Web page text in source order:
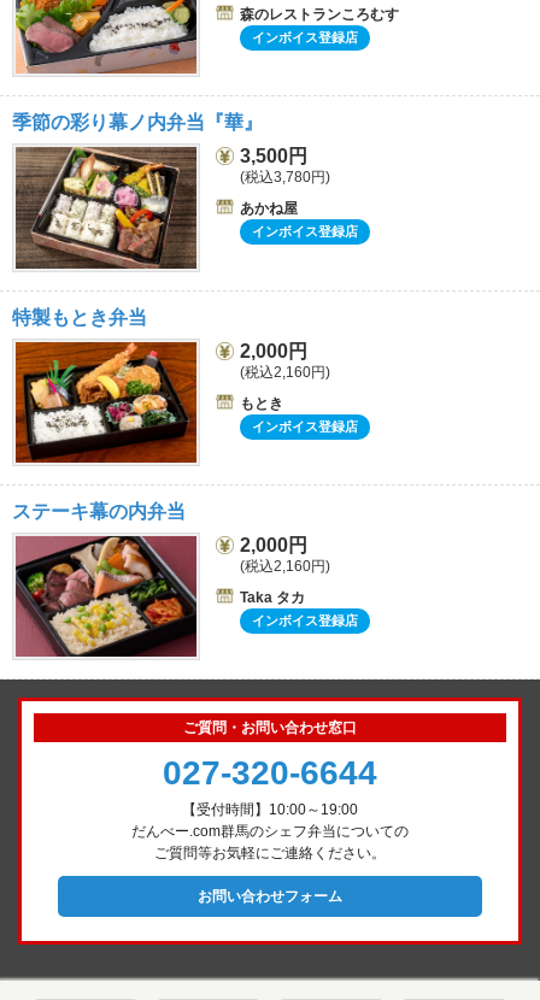
森のレストランころむす
インボイス登録店
季節の彩り幕ノ内弁当『華』
3,500円
(税込3,780円)
あかね屋
インボイス登録店
特製もとき弁当
2,000円
(税込2,160円)
もとき
インボイス登録店
ステーキ幕の内弁当
2,000円
(税込2,160円)
Taka タカ
インボイス登録店
ご質問・お問い合わせ窓口
027-320-6644
【受付時間】10:00～19:00
だんべー.com群馬のシェフ弁当についての
ご質問等お気軽にご連絡ください。
お問い合わせフォーム